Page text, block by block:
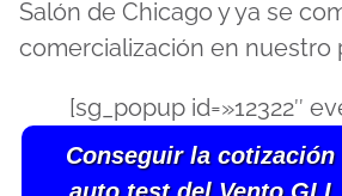
Salón de Chicago y ya se
comercialización en nuestro
[sg_popup id=»12322″
Conseguir la cotización